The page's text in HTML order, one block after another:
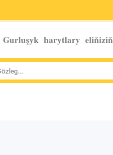
Gurluşyk harytlary eliňiziň